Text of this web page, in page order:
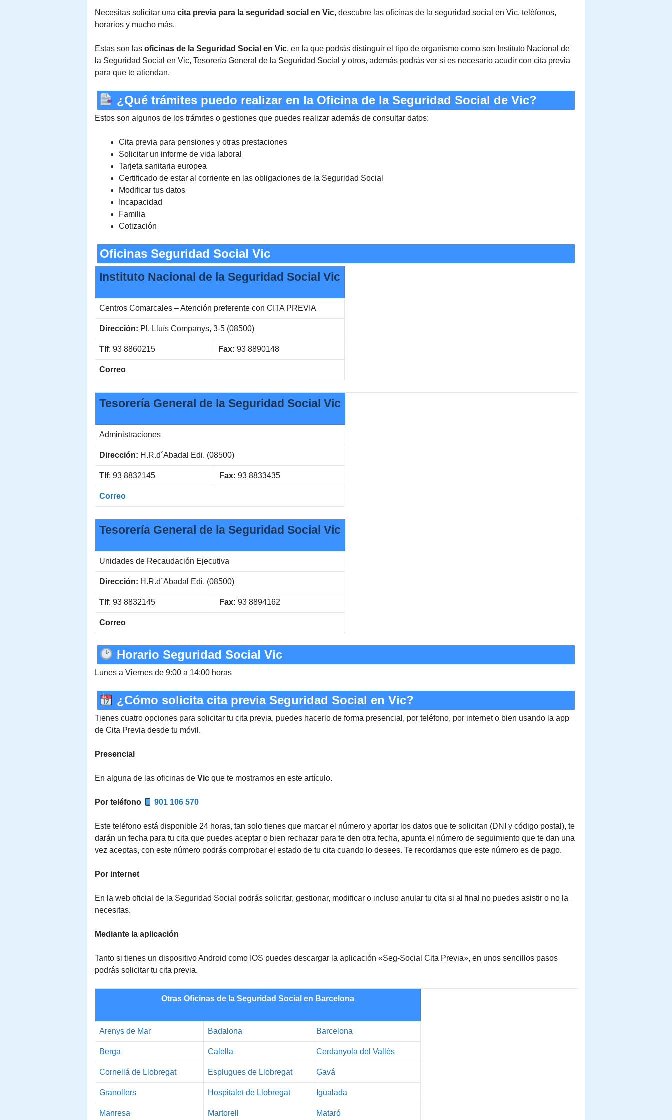
Necesitas solicitar una cita previa para la seguridad social en Vic, descubre las oficinas de la seguridad social en Vic, teléfonos,
horarios y mucho más.
Estas son las oficinas de la Seguridad Social en Vic, en la que podrás distinguir el tipo de organismo como son Instituto Nacional de
la Seguridad Social en Vic, Tesorería General de la Seguridad Social y otros, además podrás ver si es necesario acudir con cita previa
para que te atiendan.
¿Qué trámites puedo realizar en la Oficina de la Seguridad Social de Vic?
Estos son algunos de los trámites o gestiones que puedes realizar además de consultar datos:
Cita previa para pensiones y otras prestaciones
Solicitar un informe de vida laboral
Tarjeta sanitaria europea
Certificado de estar al corriente en las obligaciones de la Seguridad Social
Modificar tus datos
Incapacidad
Familia
Cotización
Oficinas Seguridad Social Vic
Instituto Nacional de la Seguridad Social Vic
Centros Comarcales – Atención preferente con CITA PREVIA
Dirección: Pl. Lluís Companys, 3-5 (08500)
Tlf: 93 8860215 Fax: 93 8890148
Correo
Tesorería General de la Seguridad Social Vic
Administraciones
Dirección: H.R.d´Abadal Edi. (08500)
Tlf: 93 8832145 Fax: 93 8833435
Correo
Tesorería General de la Seguridad Social Vic
Unidades de Recaudación Ejecutiva
Dirección: H.R.d´Abadal Edi. (08500)
Tlf: 93 8832145 Fax: 93 8894162
Correo
Horario Seguridad Social Vic
Lunes a Viernes de 9:00 a 14:00 horas
¿Cómo solicita cita previa Seguridad Social en Vic?
Tienes cuatro opciones para solicitar tu cita previa, puedes hacerlo de forma presencial, por teléfono, por internet o bien usando la app
de Cita Previa desde tu móvil.
Presencial
En alguna de las oficinas de Vicque te mostramos en este artículo.
Por teléfono 901 106 570
Este teléfono está disponible 24 horas, tan solo tienes que marcar el número y aportar los datos que te solicitan (DNI y código postal), te
darán un fecha para tu cita que puedes aceptar o bien rechazar para te den otra fecha, apunta el número de seguimiento que te dan una
vez aceptas, con este número podrás comprobar el estado de tu cita cuando lo desees. Te recordamos que este número es de pago.
Por internet
En la web oficial de la Seguridad Social podrás solicitar, gestionar, modificar o incluso anular tu cita si al final no puedes asistir o no la
necesitas.
Mediante la aplicación
Tanto si tienes un dispositivo Android como IOS puedes descargar la aplicación «Seg-Social Cita Previa», en unos sencillos pasos
podrás solicitar tu cita previa.
Otras Oficinas de la Seguridad Social en Barcelona
Arenys de Mar Badalona Barcelona
Berga Calella Cerdanyola del Vallés
Cornellá de Llobregat Esplugues de Llobregat Gavá
Granollers Hospitalet de Llobregat Igualada
Manresa Martorell Mataró